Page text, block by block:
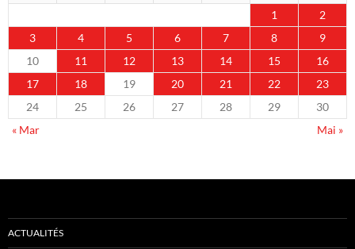
1
2
3
4 5 6 7 8
9
10
11 12 13 14 15
16
17
18 19 20 21 22
23
24
25 26 27 28 29
30
« Mar
Mai »
ACTUALITÉS